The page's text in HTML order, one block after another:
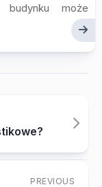
budynku może
PREVIOUS